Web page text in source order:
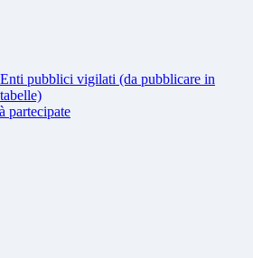
Enti pubblici vigilati (da pubblicare in
tabelle)
partecipate